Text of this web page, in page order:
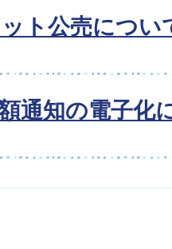
ト公売につい
通知の電子化